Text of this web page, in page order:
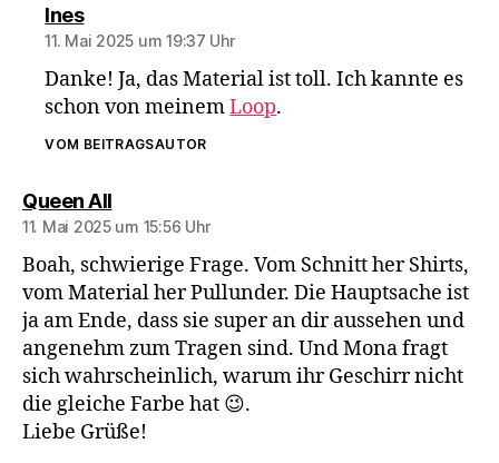
Inessagt:
11. Mai 2025 um 19:37 Uhr
Danke! Ja, das Material ist toll. Ich kannte es
schon von meinemLoop.
VOM BEITRAGSAUTOR
Queen Allsagt:
11. Mai 2025 um 15:56 Uhr
Boah, schwierige Frage. Vom Schnitt her Shirts,
vom Material her Pullunder. Die Hauptsache ist
ja am Ende, dass sie super an dir aussehen und
angenehm zum Tragen sind. Und Mona fragt
sich wahrscheinlich, warum ihr Geschirr nicht
die gleiche Farbe hat 😉.
Liebe Grüße!